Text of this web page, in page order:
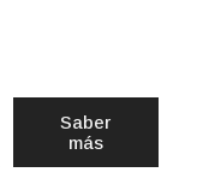
Saber
más